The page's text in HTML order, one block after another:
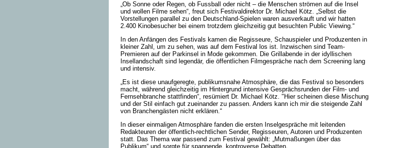
„Ob Sonne oder Regen, ob Fussball oder nicht – die Menschen strömen auf die Insel
und wollen Filme sehen“, freut sich Festivaldirektor Dr. Michael Kötz. „Selbst die
Vorstellungen parallel zu den Deutschland-Spielen waren ausverkauft und wir hatten
2.400 Kinobesucher bei einem trotzdem gleichzeitig gut besuchten Public Viewing.“
In den Anfängen des Festivals kamen die Regisseure, Schauspieler und Produzenten in
kleiner Zahl, um zu sehen, was auf dem Festival los ist. Inzwischen sind Team-
Premieren auf der Parkinsel in Mode gekommen. Die Grillabende in der idyllischen
Insellandschaft sind legendär, die öffentlichen Filmgespräche nach dem Screening lang
und intensiv.
„Es ist diese unaufgeregte, publikumsnahe Atmosphäre, die das Festival so besonders
macht, während gleichzeitig im Hintergrund intensive Gesprächsrunden der Film- und
Fernsehbranche stattfinden“, resümiert Dr. Michael Kötz. "Hier scheinen diese Mischung
und der Stil einfach gut zueinander zu passen. Anders kann ich mir die steigende Zahl
von Branchengästen nicht erklären.“
In dieser einmaligen Atmosphäre fanden die ersten Inselgespräche mit leitenden
Redakteuren der öffentlich-rechtlichen Sender, Regisseuren, Autoren und Produzenten
statt. Das Thema war passend zum Festival gewählt: „Mutmaßungen über das
Publikum“ und sorgte für spannende, kontroverse Debatten.